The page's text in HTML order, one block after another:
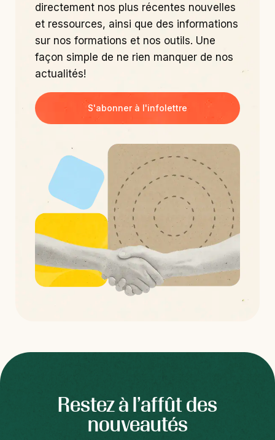
directement nos plus récentes nouvelles
et ressources, ainsi que des informations
sur nos formations et nos outils. Une
façon simple de ne rien manquer de nos
actualités!
S'abonner à l'infolettre
Restez à l’affût des
nouveautés